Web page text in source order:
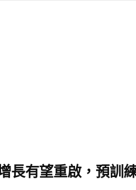
長有望重啟，預訓